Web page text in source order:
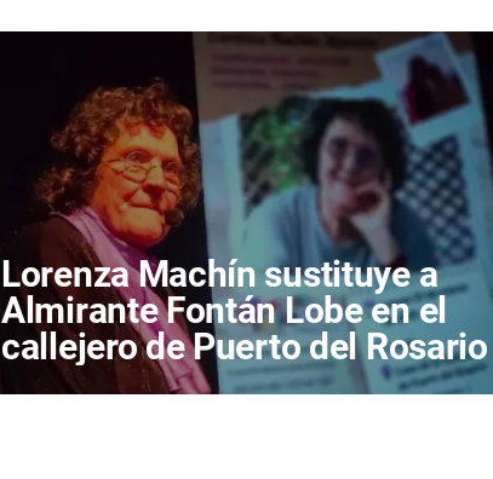
Lorenza Machín sustituye a
Almirante Fontán Lobe en el
callejero de Puerto del Rosario